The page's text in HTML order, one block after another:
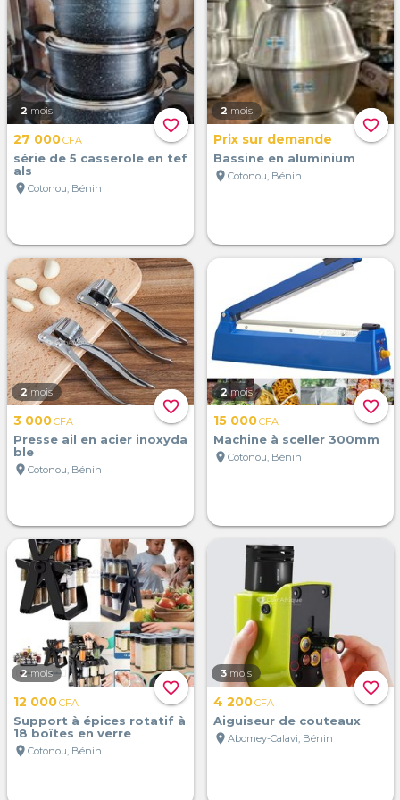
favorite_border
2 mois
27 000CFA
série de 5 casserole en tef
als
location_on Cotonou, Bénin
favorite_border
2 mois
Prix sur demande
Bassine en aluminium
location_on Cotonou, Bénin
favorite_border
2 mois
3 000CFA
Presse ail en acier inoxyda
ble
location_on Cotonou, Bénin
favorite_border
2 mois
15 000CFA
Machine à sceller 300mm
location_on Cotonou, Bénin
favorite_border
2 mois
12 000CFA
Support à épices rotatif à
18 boîtes en verre
location_on Cotonou, Bénin
favorite_border
3 mois
4 200CFA
Aiguiseur de couteaux
location_on Abomey-Calavi, Bénin